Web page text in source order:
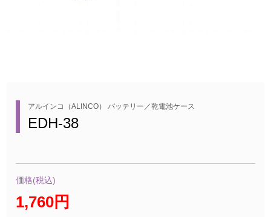
アルインコ（ALINCO） バッテリー／乾電池ケース
EDH-38
価格(税込)
1,760円